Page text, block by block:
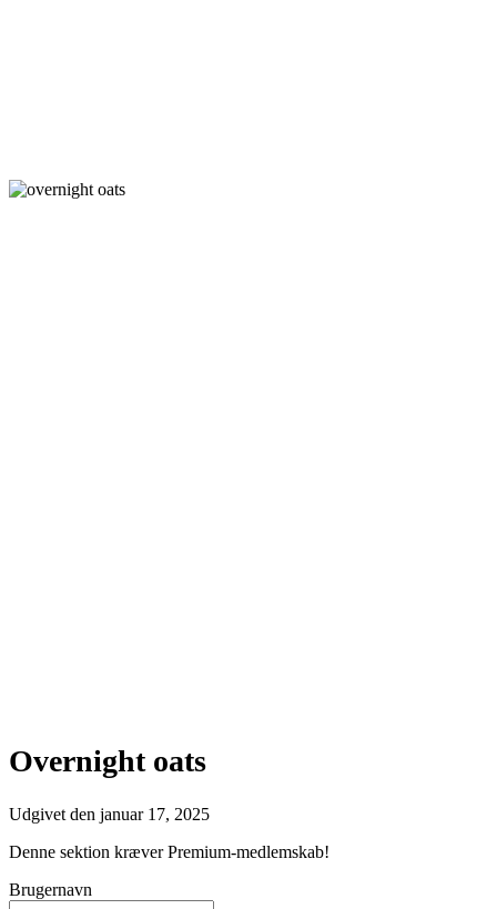
Overnight oats
Udgivet den januar 17, 2025
Denne sektion kræver Premium-medlemskab!
Brugernavn